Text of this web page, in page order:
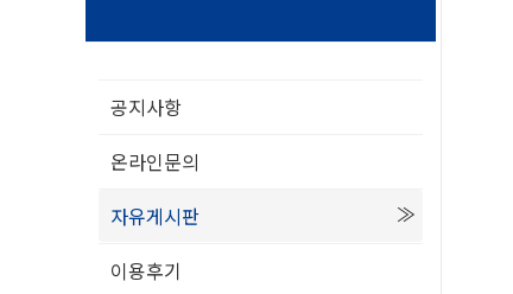
공지사항
온라인문의
자유게시판
이용후기